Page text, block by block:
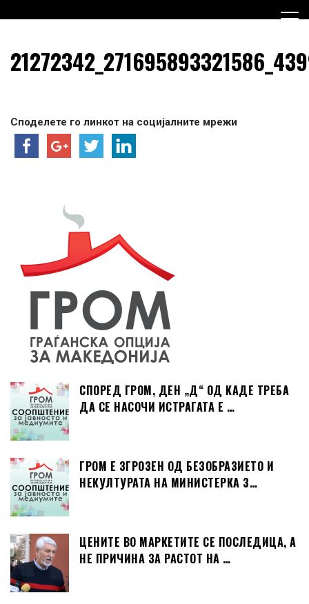
to
Граѓанска Опција за
Македонија
Споделете го линкот на социјалните мрежи
СПОРЕД ГРОМ, ДЕН „Д“ ОД КАДЕ ТРЕБА
ДА СЕ НАСОЧИ ИСТРАГАТА Е …
ГРОМ Е ЗГРОЗЕН ОД БЕЗОБРАЗИЕТО И
НЕКУЛТУРАТА НА МИНИСТЕРКА З…
ЦЕНИТЕ ВО МАРКЕТИТЕ СЕ ПОСЛЕДИЦА, А
НЕ ПРИЧИНА ЗА РАСТОТ НА …